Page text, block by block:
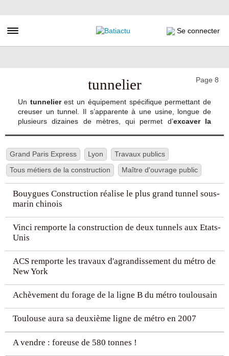
au
principal
Toggle navigation Se connecter
Page 8
tunnelier
Un tunnelierest un équipement spécifique permettant de
creuser un tunnel. Il s’apparente à une usine, longue de
plusieurs dizaines de mètres, qui permet d’excaver la
premiers essais de tunnelage ont débuté en 1825, il faudra
attendre 1845 pour voir apparaître le Mountain Slicer,
premier tunnelier à avoir foré letunnel ferroviaire de
Fréjuspour relier la France à l’Italie. En 1952, le premier
“tunnelier moderne” fut mis au point par l’ingénieur
James
Robbins, puis en1972, le tunnelier à double jupe fut
élaboré.
C’est ce type de tunnelier qui permettra d’engager les
permet, depuis 1994, de rejoindre le Royaume-Uni par voie
ferrée. Sur ses 50,5 km de longueur totale, 38 km ont été
creusés sous la mer. Depuis 1972, ce sont 115 tunneliers
qui ont contribué à des projets d’infrastructures en France,
dont 77 dédiés aux routes et assainissement, et 38 dédiés
trentaine de tunneliersmobilisés en simultané en 2020
pour participer aux travaux duGrand Paris Express
ses200 km de ligneset ses 68 gares.
Grand Paris Express Lyon
Travaux publics
Tous métiers de la construction
Maître d'ouvrage public
Bouygues Construction réalise le plus grand tunnel sous-
marin chinois
Vinci remporte la construction de deux tunnels aux Etats-
Unis
ACS remporte les travaux d'agrandissement du métro de
New York
Achèvement du forage de la ligne B du métro toulousain
Toulouse aura sa deuxième ligne de métro en 2007
A vendre : foreuse de 580 tonnes !